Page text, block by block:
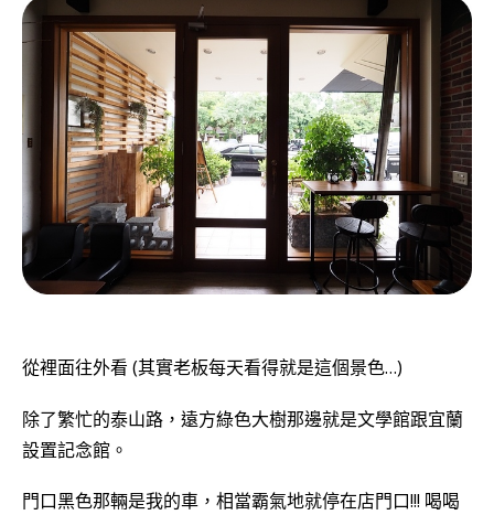
從裡面往外看 (其實老板每天看得就是這個景色…)
除了繁忙的泰山路，遠方綠色大樹那邊就是文學館跟宜蘭
設置記念館。
門口黑色那輛是我的車，相當霸氣地就停在店門口!!! 喝喝